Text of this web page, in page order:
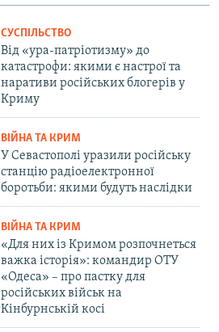
СУСПІЛЬСТВО
Від «ура-патріотизму» до
катастрофи: якими є настрої та
наративи російських блогерів у
Криму
ВІЙНА ТА КРИМ
У Севастополі уразили російську
станцію радіоелектронної
боротьби: якими будуть наслідки
ВІЙНА ТА КРИМ
«Для них із Кримом розпочнеться
важка історія»: командир ОТУ
«Одеса» – про пастку для
російських військ на
Кінбурнській косі